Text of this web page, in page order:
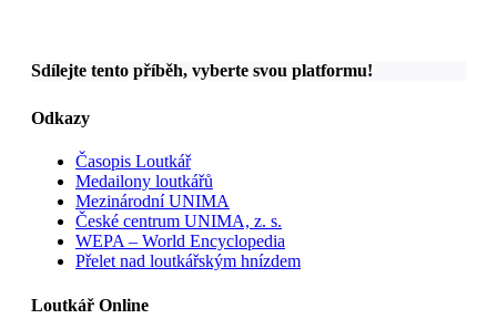
Sdílejte tento příběh, vyberte svou platformu!
Odkazy
Časopis Loutkář
Medailony loutkářů
Mezinárodní UNIMA
České centrum UNIMA, z. s.
WEPA – World Encyclopedia
Přelet nad loutkářským hnízdem
Loutkář Online